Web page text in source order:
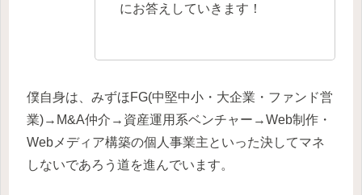
にお答えしていきます！
僕自身は、みずほFG(中堅中小・大企業・ファンド営
業)→M&A仲介→資産運用系ベンチャー→Web制作・
Webメディア構築の個人事業主といった決してマネ
しないであろう道を進んでいます。